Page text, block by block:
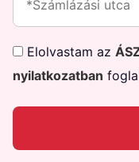
Elolvastam az
nyilatkozatban